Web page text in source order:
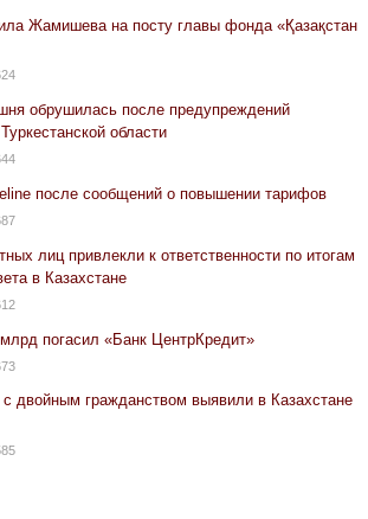
Жамишева на посту главы фонда «Қазақстан
обрушилась после предупреждений
области
после сообщений о повышении тарифов
лиц привлекли к ответственности по итогам
в Казахстане
погасил «Банк ЦентрКредит»
двойным гражданством выявили в Казахстане